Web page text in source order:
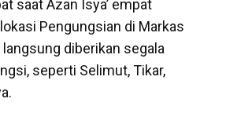
saat Azan Isya’ empat
Pengungsian di Markas
diberikan segala
seperti Selimut, Tikar,